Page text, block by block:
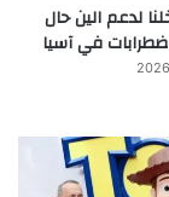
لدعم الين حال
في آسيا